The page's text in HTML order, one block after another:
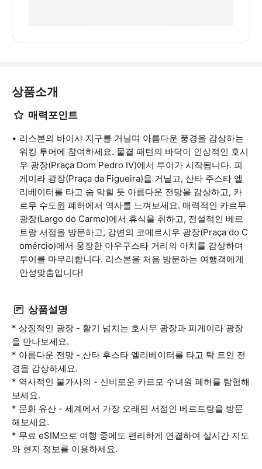
상품소개
매력포인트
리스본의 바이샤 지구를 거닐며 아름다운 풍경을 감상하는
워킹 투어에 참여하세요. 물결 패턴의 바닥이 인상적인 호시
우 광장(Praça Dom Pedro IV)에서 투어가 시작됩니다. 피
게이라 광장(Praça da Figueira)을 거닐고, 산타 주스타 엘
리베이터를 타고 숨 막힐 듯 아름다운 전망을 감상하고, 카
르무 수도원 폐허에서 역사를 느껴보세요. 매력적인 카르무
광장(Largo do Carmo)에서 휴식을 취하고, 전설적인 베르
트랑 서점을 방문하고, 강변의 코메르시우 광장(Praça do C
omércio)에서 웅장한 아우구스타 거리의 아치를 감상하며
투어를 마무리합니다. 리스본을 처음 방문하는 여행객에게
안성맞춤입니다!
상품설명
* 상징적인 광장 - 활기 넘치는 호시우 광장과 피게이라 광장
을 만나보세요.
* 아름다운 전망 - 산타 후스타 엘리베이터를 타고 탁 트인 전
경을 감상하세요.
* 역사적인 불가사의 - 신비로운 카르모 수녀원 폐허를 탐험해
보세요.
* 문화 유산 - 세계에서 가장 오래된 서점인 베르트랑을 방문
해보세요.
* 무료 eSIM으로 여행 중에도 편리하게 연결하여 실시간 지도
와 현지 정보를 이용하세요.